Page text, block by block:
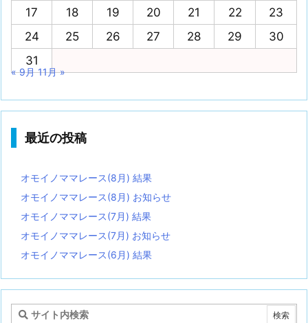
17
18 19 20 21 22
23
24
25 26 27 28 29
30
31
« 9月 11月 »
最近の投稿
オモイノママレース(8月) 結果
オモイノママレース(8月) お知らせ
オモイノママレース(7月) 結果
オモイノママレース(7月) お知らせ
オモイノママレース(6月) 結果